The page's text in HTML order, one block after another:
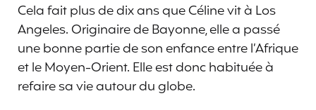
Cela fait plus de dix ans que Céline vit à Los
Angeles. Originaire de Bayonne, elle a passé
une bonne partie de son enfance entre l’Afrique
et le Moyen-Orient. Elle est donc habituée à
refaire sa vie autour du globe.